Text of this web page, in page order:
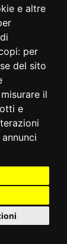
e altre
per
del sito
il
e